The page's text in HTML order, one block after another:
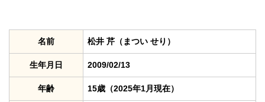
名前 松井 芹（まつい せり）
生年月日 2009/02/13
年齢 15歳（2025年1月現在）